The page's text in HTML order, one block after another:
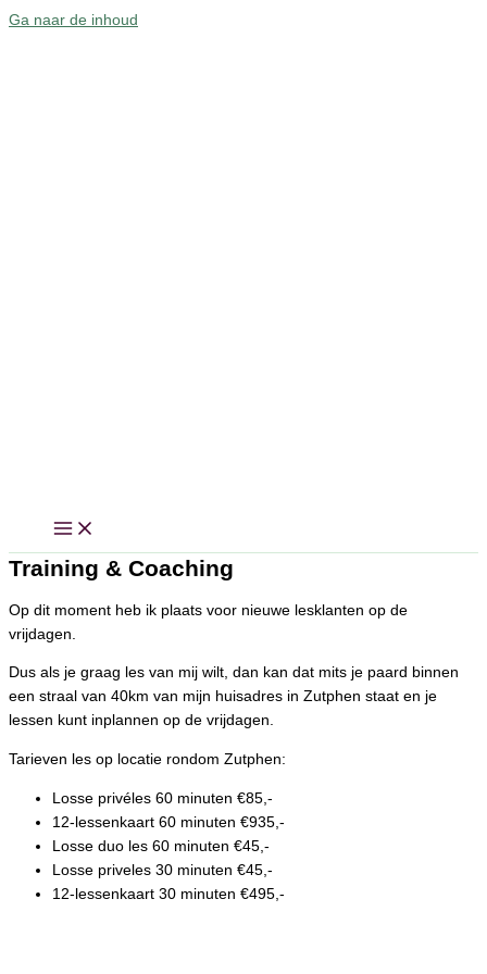
Ga naar de inhoud
Training & Coaching
Op dit moment heb ik plaats voor nieuwe lesklanten op de
vrijdagen.
Dus als je graag les van mij wilt, dan kan dat mits je paard
binnen een straal van 40km van mijn huisadres in Zutphen
staat en je lessen kunt inplannen op de vrijdagen.
Tarieven les op locatie rondom Zutphen:
Losse privéles 60 minuten €85,-
12-lessenkaart 60 minuten €935,-
Losse duo les 60 minuten €45,-
Losse priveles 30 minuten €45,-
12-lessenkaart 30 minuten €495,-